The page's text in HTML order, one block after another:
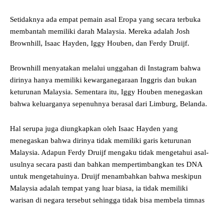
Setidaknya ada empat pemain asal Eropa yang secara terbuka
membantah memiliki darah Malaysia. Mereka adalah Josh
Brownhill, Isaac Hayden, Iggy Houben, dan Ferdy Druijf.
Brownhill menyatakan melalui unggahan di Instagram bahwa
dirinya hanya memiliki kewarganegaraan Inggris dan bukan
keturunan Malaysia. Sementara itu, Iggy Houben menegaskan
bahwa keluarganya sepenuhnya berasal dari Limburg, Belanda.
Hal serupa juga diungkapkan oleh Isaac Hayden yang
menegaskan bahwa dirinya tidak memiliki garis keturunan
Malaysia. Adapun Ferdy Druijf mengaku tidak mengetahui asal-
usulnya secara pasti dan bahkan mempertimbangkan tes DNA
untuk mengetahuinya. Druijf menambahkan bahwa meskipun
Malaysia adalah tempat yang luar biasa, ia tidak memiliki
warisan di negara tersebut sehingga tidak bisa membela timnas